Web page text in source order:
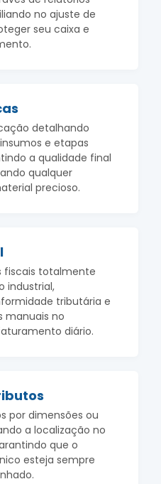
no ajuste de
seu caixa e
detalhando
e etapas
a qualidade final
qualquer
precioso.
fiscais totalmente
industrial,
tributária e
manuais no
diário.
por dimensões ou
a localização no
que o
esteja sempre